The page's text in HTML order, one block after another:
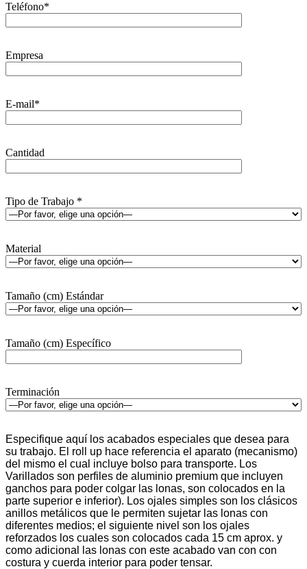
Teléfono*
Empresa
E-mail*
Cantidad
Tipo de Trabajo *
Material
Tamaño (cm) Estándar
Tamaño (cm) Específico
Terminación
Especifique aquí los acabados especiales que desea para
su trabajo. El roll up hace referencia el aparato (mecanismo)
del mismo el cual incluye bolso para transporte. Los
Varillados son perfiles de aluminio premium que incluyen
ganchos para poder colgar las lonas, son colocados en la
parte superior e inferior). Los ojales simples son los clásicos
anillos metálicos que le permiten sujetar las lonas con
diferentes medios; el siguiente nivel son los ojales
reforzados los cuales son colocados cada 15 cm aprox. y
como adicional las lonas con este acabado van con con
costura y cuerda interior para poder tensar.